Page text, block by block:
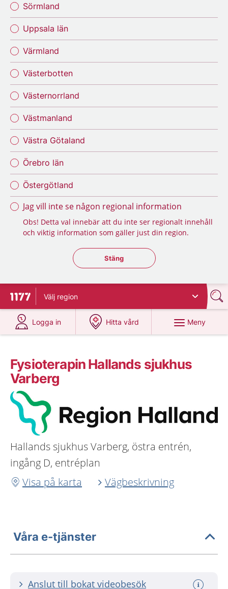
Sörmland
Uppsala län
Värmland
Västerbotten
Västernorrland
Västmanland
Västra Götaland
Örebro län
Östergötland
Jag vill inte se någon regional information
Obs! Detta val innebär att du inte ser regionalt innehåll
och viktig information som gäller just din region.
Stäng regionsväljaren
Stäng
Till startsidan för 1177
Välj region
Logga in
på 1177.se
Hitta vård
på 1177.se
Meny
Fysioterapin Hallands sjukhus
Varberg
Hallands sjukhus Varberg, östra entrén,
ingång D, entréplan
Visa på karta
Vägbeskrivning
Våra e-tjänster
Anslut till bokat videobesök